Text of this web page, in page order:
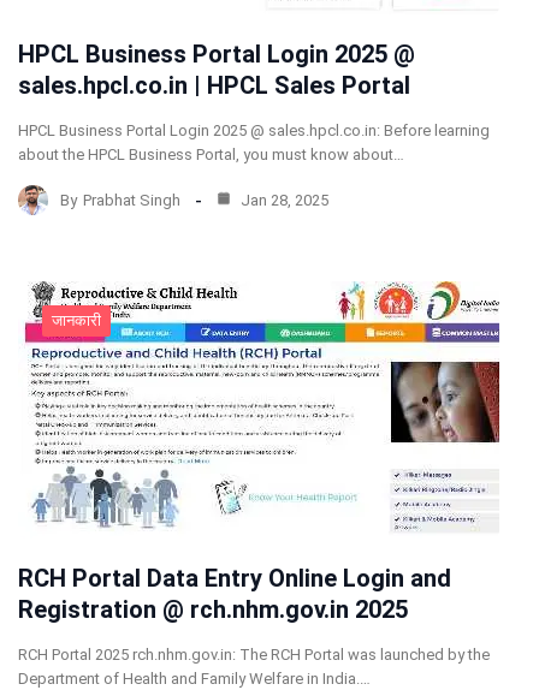
HPCL Business Portal Login 2025 @
sales.hpcl.co.in | HPCL Sales Portal
HPCL Business Portal Login 2025 @ sales.hpcl.co.in: Before learning
about the HPCL Business Portal, you must know about…
By Prabhat Singh Jan 28, 2025
जानकारी
RCH Portal Data Entry Online Login and
Registration @ rch.nhm.gov.in 2025
RCH Portal 2025 rch.nhm.gov.in: The RCH Portal was launched by the
Department of Health and Family Welfare in India.…